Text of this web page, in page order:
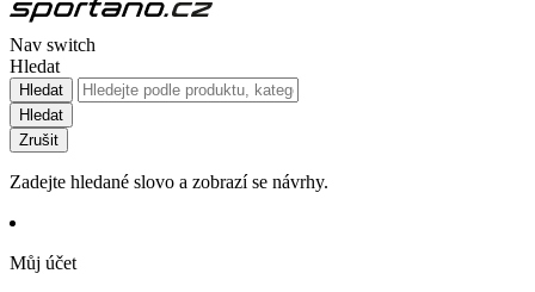
Nav switch
Hledat
Hledat
Hledat
Zrušit
Zadejte hledané slovo a zobrazí se návrhy.
Můj účet